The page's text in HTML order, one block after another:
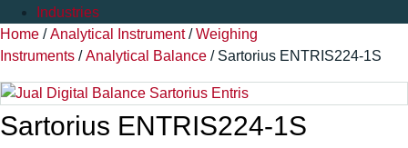
Industries
Home /Analytical Instrument/Weighing
Instruments /Analytical Balance / Sartorius ENTRIS224-1S
Sartorius ENTRIS224-1S